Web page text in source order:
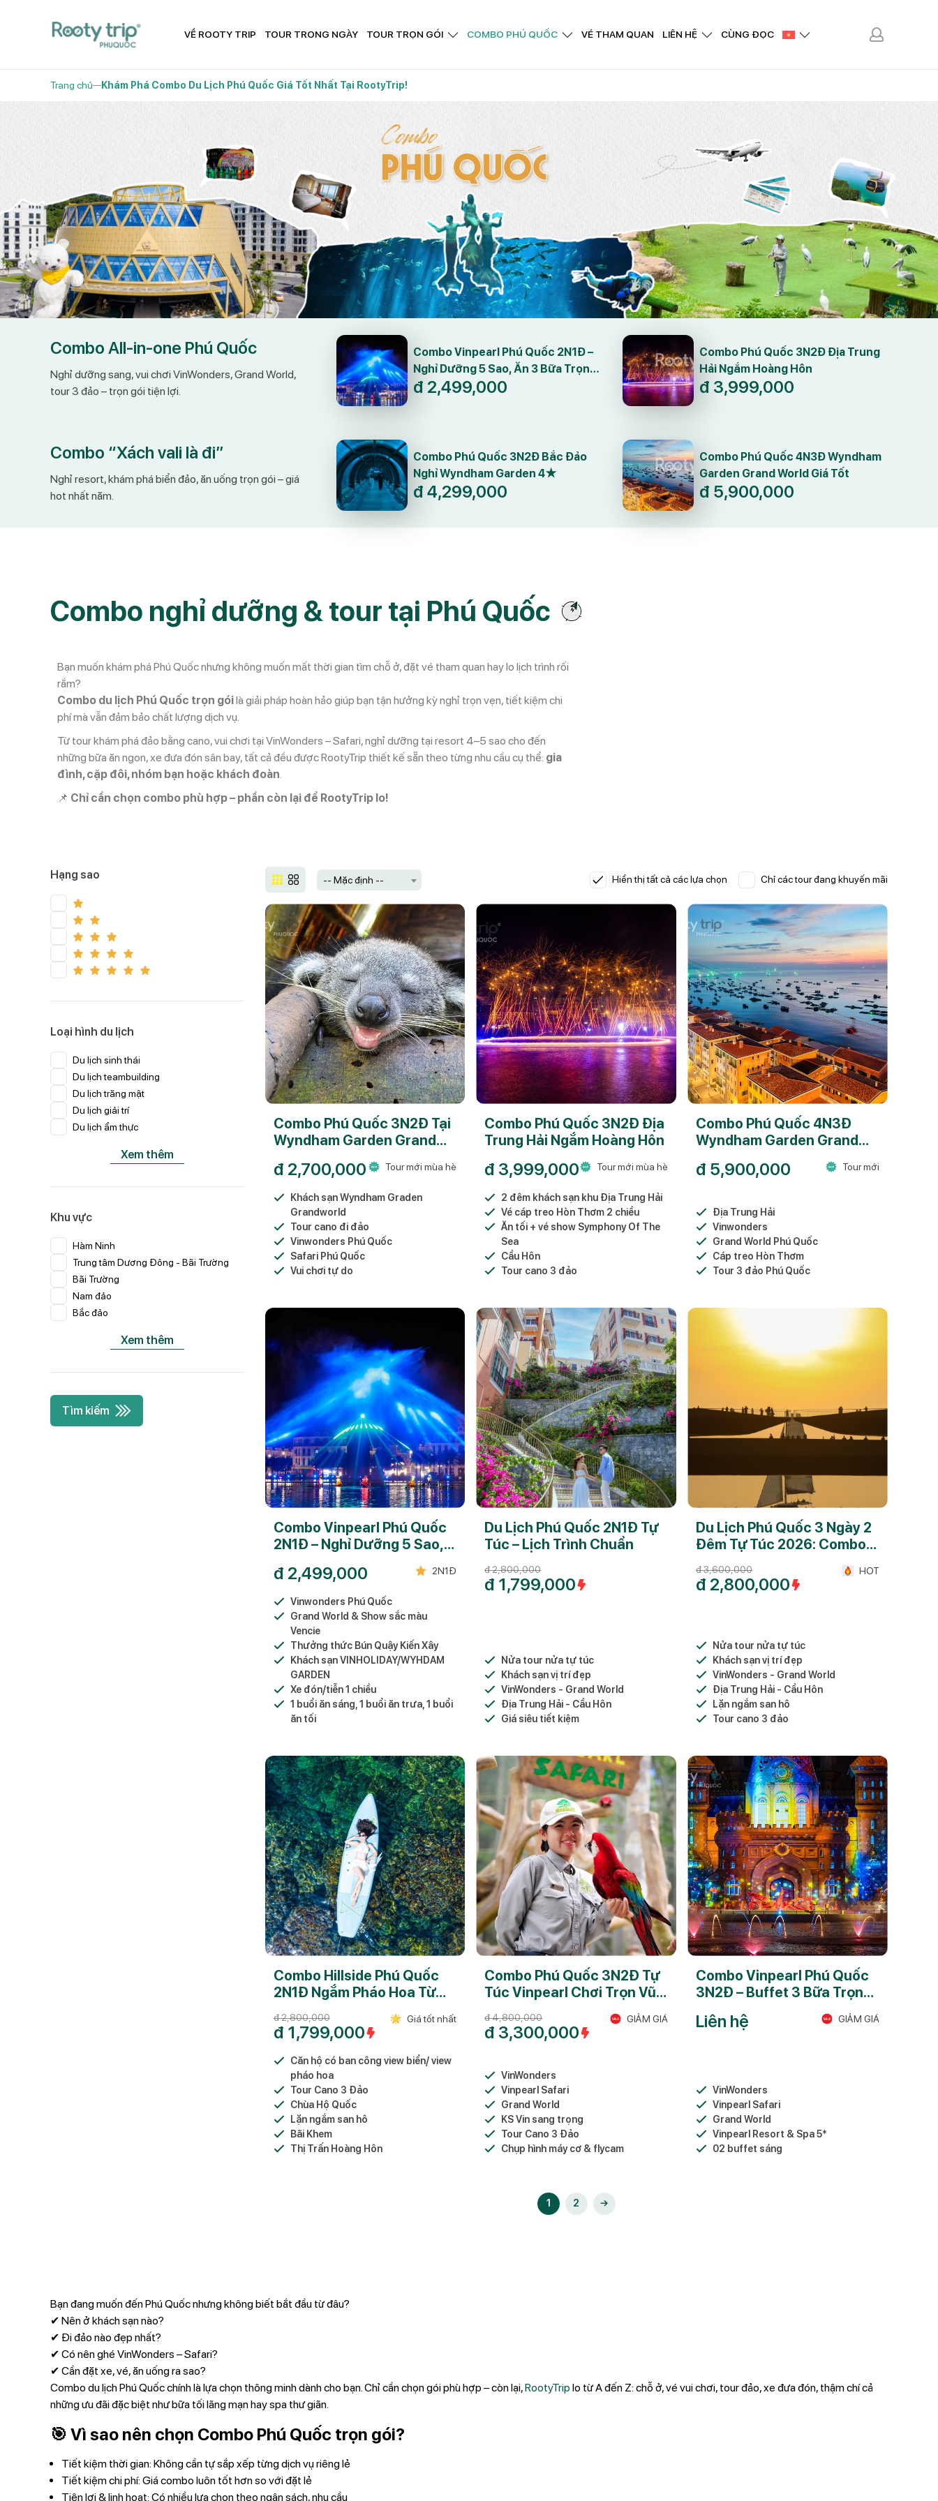
VỀ ROOTY TRIP TOUR TRONG NGÀY TOUR TRỌN GÓI COMBO PHÚ QUỐC VÉ THAM QUAN LIÊN HỆ CÙNG ĐỌC
Trang chủ Khám Phá Combo Du Lịch Phú Quốc Giá Tốt Nhất Tại RootyTrip!
Combo All-in-one Phú Quốc
Nghỉ dưỡng sang, vui chơi VinWonders, Grand World,
tour 3 đảo – trọn gói tiện lợi.
Combo Vinpearl Phú Quốc 2N1Đ –
Nghỉ Dưỡng 5 Sao, Ăn 3 Bữa Trọn
Gói
đ 2,499,000
Combo Phú Quốc 3N2Đ Địa Trung
Hải Ngắm Hoàng Hôn
đ 3,999,000
Combo “Xách vali là đi”
Nghỉ resort, khám phá biển đảo, ăn uống trọn gói – giá
hot nhất năm.
Combo Phú Quốc 3N2Đ Bắc Đảo
Nghỉ Wyndham Garden 4★
đ 4,299,000
Combo Phú Quốc 4N3Đ Wyndham
Garden Grand World Giá Tốt
đ 5,900,000
Combo nghỉ dưỡng & tour tại Phú Quốc
Bạn muốn khám phá Phú Quốc nhưng không muốn mất thời gian tìm chỗ ở, đặt vé tham quan hay lo lịch trình rối
rắm?
Combo du lịch Phú Quốc trọn góilà giải pháp hoàn hảo giúp bạn tận hưởng kỳ nghỉ trọn vẹn, tiết kiệm chi
phí mà vẫn đảm bảo chất lượng dịch vụ.
Từ tour khám phá đảo bằng cano, vui chơi tại VinWonders – Safari, nghỉ dưỡng tại resort 4–5 sao cho đến
những bữa ăn ngon, xe đưa đón sân bay, tất cả đều được RootyTrip thiết kế sẵn theo từng nhu cầu cụ thể: gia
đình, cặp đôi, nhóm bạn hoặc khách đoàn.
📌 Chỉ cần chọn combo phù hợp – phần còn lại để RootyTrip lo!
Hạng sao
Loại hình du lịch
Du lịch sinh thái
Du lịch teambuilding
Du lịch trăng mật
Du lịch giải trí
Du lịch ẩm thực
Xem thêm
Khu vực
Hàm Ninh
Trung tâm Dương Đông - Bãi Trường
Bãi Trường
Nam đảo
Bắc đảo
Xem thêm
Tìm kiếm
-- Mặc định -- Hiển thị tất cả các lựa chọn Chỉ các tour đang khuyến mãi
Combo Phú Quốc 3N2Đ Tại
Wyndham Garden Grand
đ 2,700,000 Tour mới mùa hè
Khách sạn Wyndham Graden
Grandworld
Tour cano đi đảo
Vinwonders Phú Quốc
Safari Phú Quốc
Vui chơi tự do
Combo Phú Quốc 3N2Đ Địa
Trung Hải Ngắm Hoàng Hôn
đ 3,999,000 Tour mới mùa hè
2 đêm khách sạn khu Địa Trung Hải
Vé cáp treo Hòn Thơm 2 chiều
Ăn tối + vé show Symphony Of The
Sea
Cầu Hôn
Tour cano 3 đảo
Combo Phú Quốc 4N3Đ
Wyndham Garden Grand
đ 5,900,000 Tour mới
Địa Trung Hải
Vinwonders
Grand World Phú Quốc
Cáp treo Hòn Thơm
Tour 3 đảo Phú Quốc
Combo Vinpearl Phú Quốc
2N1Đ – Nghỉ Dưỡng 5 Sao,
đ 2,499,000 2N1Đ
Vinwonders Phú Quốc
Grand World & Show sắc màu
Vencie
Thưởng thức Bún Quậy Kiến Xây
Khách sạn VINHOLIDAY/WYHDAM
GARDEN
Xe đón/tiễn 1 chiều
1 buổi ăn sáng, 1 buổi ăn trưa, 1 buổi
ăn tối
Du Lịch Phú Quốc 2N1Đ Tự
Túc – Lịch Trình Chuẩn
đ2,800,000
đ 1,799,000
Nửa tour nửa tự túc
Khách sạn vị trí đẹp
VinWonders - Grand World
Địa Trung Hải - Cầu Hôn
Giá siêu tiết kiệm
Du Lịch Phú Quốc 3 Ngày 2
Đêm Tự Túc 2026: Combo
đ3,600,000
đ 2,800,000
HOT
Nửa tour nửa tự túc
Khách sạn vị trí đẹp
VinWonders - Grand World
Địa Trung Hải - Cầu Hôn
Lặn ngắm san hô
Tour cano 3 đảo
Combo Hillside Phú Quốc
2N1Đ Ngắm Pháo Hoa Từ
đ2,800,000
đ 1,799,000
Giá tốt nhất
Căn hộ có ban công view biển/ view
pháo hoa
Tour Cano 3 Đảo
Chùa Hộ Quốc
Lặn ngắm san hô
Bãi Khem
Thị Trấn Hoàng Hôn
Combo Phú Quốc 3N2Đ Tự
Túc Vinpearl Chơi Trọn Vũ
đ4,800,000
đ 3,300,000
GIẢM GIÁ
VinWonders
Vinpearl Safari
Grand World
KS Vin sang trọng
Tour Cano 3 Đảo
Chụp hình máy cơ & flycam
Combo Vinpearl Phú Quốc
3N2Đ – Buffet 3 Bữa Trọn
Liên hệ GIẢM GIÁ
VinWonders
Vinpearl Safari
Grand World
Vinpearl Resort & Spa 5*
02 buffet sáng
1 2 →
Bạn đang muốn đến Phú Quốc nhưng không biết bắt đầu từ đâu?
✔ Nên ở khách sạn nào?
✔ Đi đảo nào đẹp nhất?
✔ Có nên ghé VinWonders – Safari?
✔ Cần đặt xe, vé, ăn uống ra sao?
Combo du lịch Phú Quốcchính là lựa chọn thông minh dành cho bạn. Chỉ cần chọn gói phù hợp – còn lại,RootyTrip lo từ A đến Z: chỗ ở, vé vui chơi, tour đảo, xe đưa đón, thậm chí cả
những ưu đãi đặc biệt như bữa tối lãng mạn hay spa thư giãn.
🎯 Vì sao nên chọn Combo Phú Quốc trọn gói?
Tiết kiệm thời gian: Không cần tự sắp xếp từng dịch vụ riêng lẻ
Tiết kiệm chi phí: Giá combo luôn tốt hơn so với đặt lẻ
Tiện lợi & linh hoạt: Có nhiều lựa chọn theo ngân sách, nhu cầu